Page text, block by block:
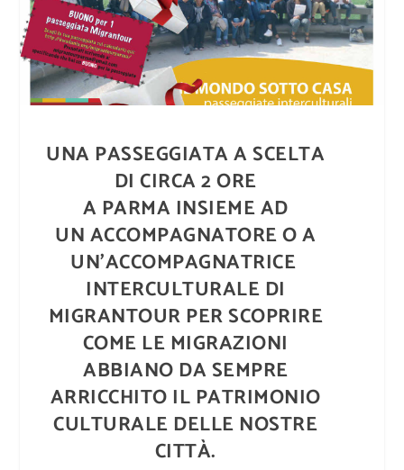
UNA PASSEGGIATA A SCELTA
DI CIRCA 2 ORE
A PARMA INSIEME AD
UNACCOMPAGNATORE O A
UN’ACCOMPAGNATRICE
INTERCULTURALE DI
MIGRANTOUR PER SCOPRIRE
COME LE MIGRAZIONI
ABBIANO DA SEMPRE
ARRICCHITO IL PATRIMONIO
CULTURALE DELLE NOSTRE
CITTÀ.